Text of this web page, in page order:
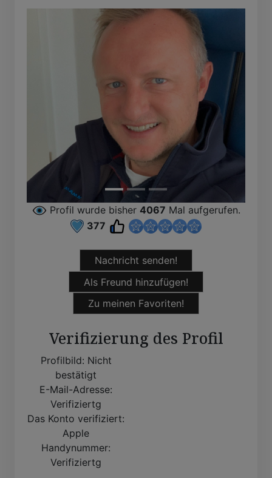
Profil wurde bisher 4067 Mal aufgerufen.
377
Nachricht senden!
Als Freund hinzufügen!
Zu meinen Favoriten!
Verifizierung des Profil
Profilbild: Nicht
bestätigt
E-Mail-Adresse:
Verifiziertg
Das Konto verifiziert:
Apple
Handynummer:
Verifiziertg